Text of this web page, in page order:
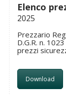
Elenco
2025
Prezzario
D.G.R. n.
prezzi
Download